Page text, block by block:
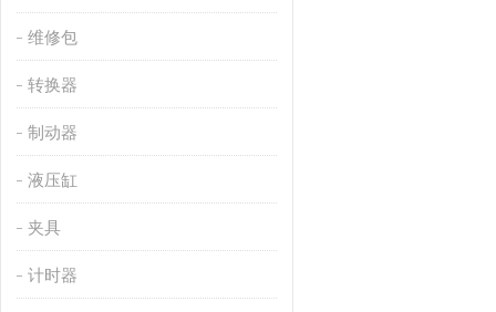
维修包
转换器
制动器
液压缸
夹具
计时器